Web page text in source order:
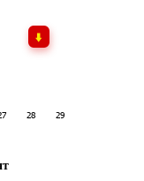
28
29